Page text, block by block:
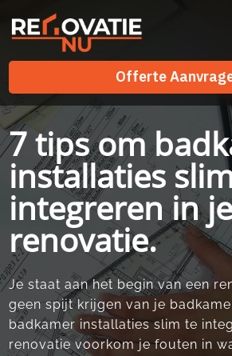
Offerte
Offerte
7 tips om
installaties
integreren in
renovatie.
Je staat aan het begin van een
geen spijt krijgen van je
badkamer installaties slim te
renovatie voorkom je fouten in